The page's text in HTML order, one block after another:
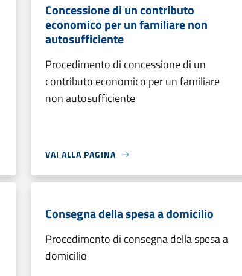
Concessione di un contributo
economico per un familiare non
autosufficiente
Procedimento di concessione di un
contributo economico per un familiare
non autosufficiente
VAI ALLA PAGINA
Consegna della spesa a domicilio
Procedimento di consegna della spesa a
domicilio